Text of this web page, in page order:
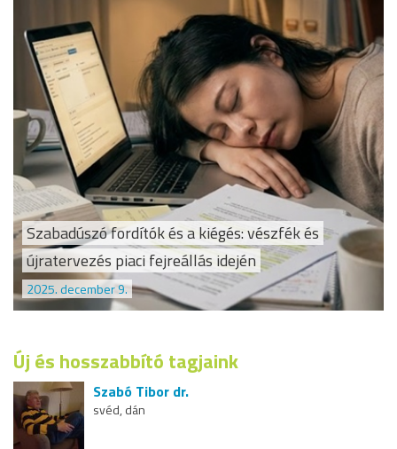
Szabadúszó fordítók és a kiégés: vészfék és
újratervezés piaci fejreállás idején
2025. december 9.
Új és hosszabbító tagjaink
Szabó Tibor dr.
svéd, dán